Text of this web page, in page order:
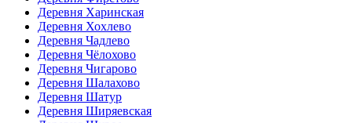
Деревня Харинская
Деревня Хохлево
Деревня Чадлево
Деревня Чёлохово
Деревня Чигарово
Деревня Шалахово
Деревня Шатур
Деревня Ширяевская